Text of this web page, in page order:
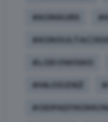
#KONKURS
#LODOWISKO
#MŁODZIEŻ